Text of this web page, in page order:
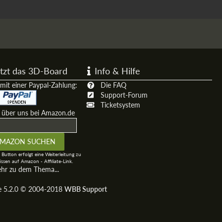
das 3D-Board
einer Paypal-Zahlung:
uns bei Amazon.de
erfolgt eine Weiterleitung zu
auf Amazon - Affiliate-Link.
zu dem Thema...
Info & Hilfe
Die FAQ
Support-Forum
Ticketsystem
5.2.0 © 2004-2018 WBB Support